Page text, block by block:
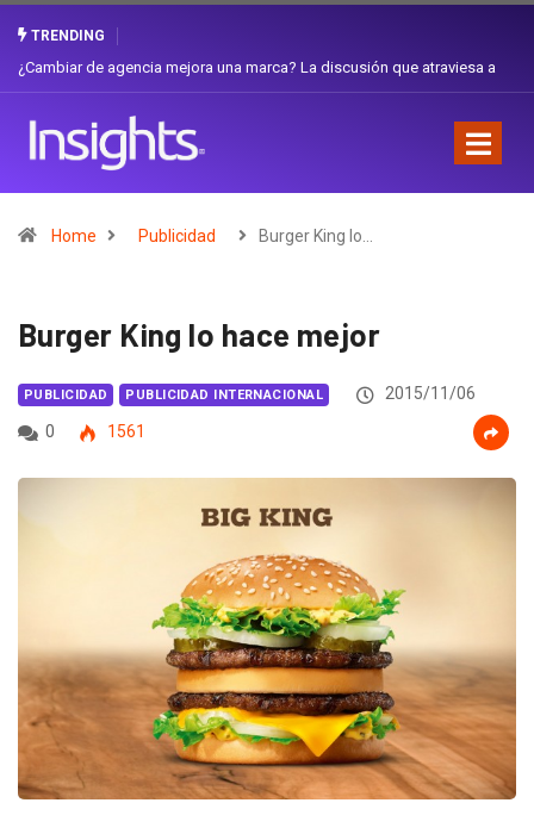
TRENDING
Gabriela Herrera y el arte de cambiarse el sombrero en Corporación
Home Publicidad Burger King lo…
Burger King lo hace mejor
PUBLICIDAD PUBLICIDAD INTERNACIONAL
2015/11/06
0
1561